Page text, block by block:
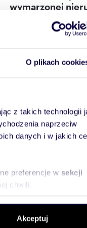
O plikach
z takich technologii
naprzeciw
danych i w jakich
preferencje w sekcji
chwili.
Akceptuj
wymarzonej
Określ swoje
dopasowane